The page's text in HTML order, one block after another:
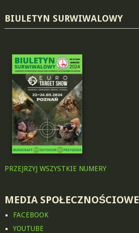
BIULETYN SURWIWALOWY
PRZEJRZYJ WSZYSTKIE NUMERY
MEDIA SPOŁECZNOŚCIOWE
FACEBOOK
YOUTUBE